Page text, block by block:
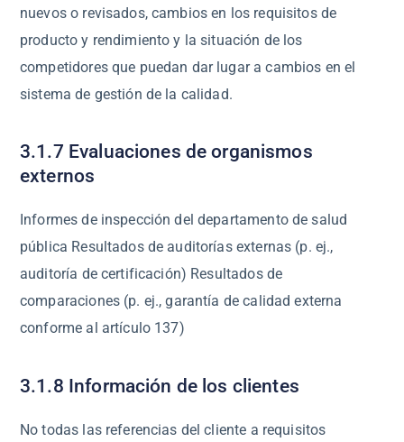
nuevos o revisados, cambios en los requisitos de
producto y rendimiento y la situación de los
competidores que puedan dar lugar a cambios en el
sistema de gestión de la calidad.
3.1.7 Evaluaciones de organismos
externos
Informes de inspección del departamento de salud
pública Resultados de auditorías externas (p. ej.,
auditoría de certificación) Resultados de
comparaciones (p. ej., garantía de calidad externa
conforme al artículo 137)
3.1.8 Información de los clientes
No todas las referencias del cliente a requisitos